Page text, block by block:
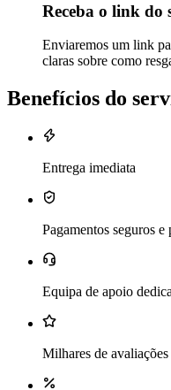
Receba o link do
Enviaremos um link
claras sobre como
Benefícios do
Entrega imediata
Pagamentos seguros e
Equipa de apoio
Milhares de